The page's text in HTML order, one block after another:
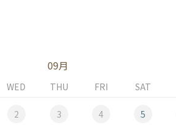
09月
WED THU FRI SAT
2 3 4 5